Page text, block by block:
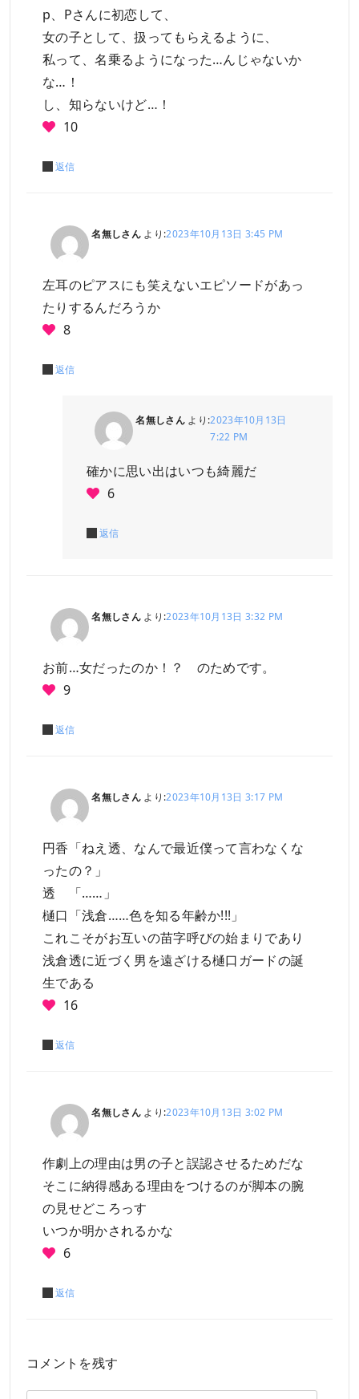
p、Pさんに初恋して、
女の子として、扱ってもらえるように、
私って、名乗るようになった…んじゃないか
な…！
し、知らないけど…！
10
返信
名無しさん より:2023年10月13日 3:45 PM
左耳のピアスにも笑えないエピソードがあっ
たりするんだろうか
8
返信
名無しさん より:2023年10月13日
7:22 PM
確かに思い出はいつも綺麗だ
6
返信
名無しさん より:2023年10月13日 3:32 PM
お前…女だったのか！？ のためです。
9
返信
名無しさん より:2023年10月13日 3:17 PM
円香「ねえ透、なんで最近僕って言わなくな
ったの？」
透 「……」
樋口「浅倉……色を知る年齢か!!!」
これこそがお互いの苗字呼びの始まりであり
浅倉透に近づく男を遠ざける樋口ガードの誕
生である
16
返信
名無しさん より:2023年10月13日 3:02 PM
作劇上の理由は男の子と誤認させるためだな
そこに納得感ある理由をつけるのが脚本の腕
の見せどころっす
いつか明かされるかな
6
返信
コメントを残す